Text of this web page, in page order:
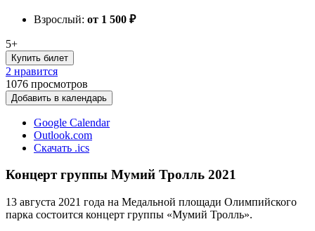
Взрослый: от 1 500 ₽
5+
Купить билет
2 нравится
1076 просмотров
Добавить в календарь
Google Calendar
Outlook.com
Скачать .ics
Концерт группы Мумий Тролль 2021
13 августа 2021 года на Медальной площади Олимпийского
парка состоится концерт группы «Мумий Тролль».